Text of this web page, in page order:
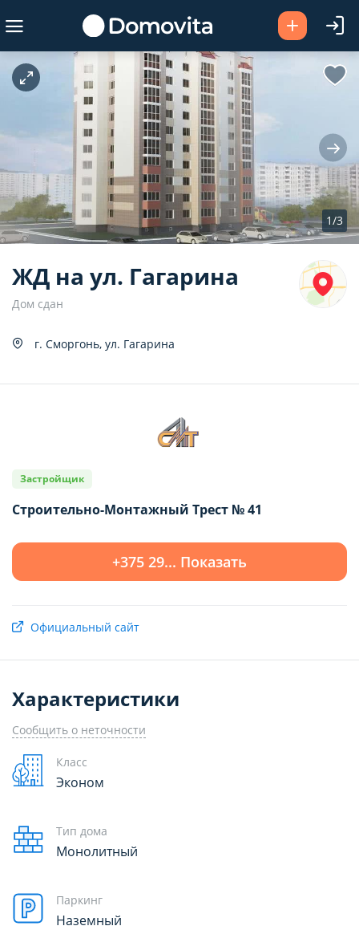
1/3
ЖД на ул. Гагарина
Дом сдан
г. Сморгонь, ул. Гагарина
Застройщик
Строительно-Монтажный Трест № 41
+375 29... Показать
Официальный сайт
Характеристики
Сообщить о неточности
Класс
Эконом
Тип дома
Монолитный
Паркинг
Наземный
площадь, м 2
Показать 3 квартиры